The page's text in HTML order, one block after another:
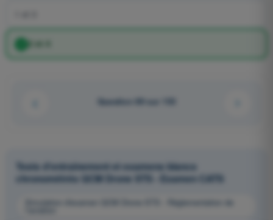
2 et 4
Question 89 sur 153
Tests d'entraînement et examens blancs
chronométrés QCM Drone STS - Examen CATS
Simulation d'examen QCM Drone STS - Réglementation de